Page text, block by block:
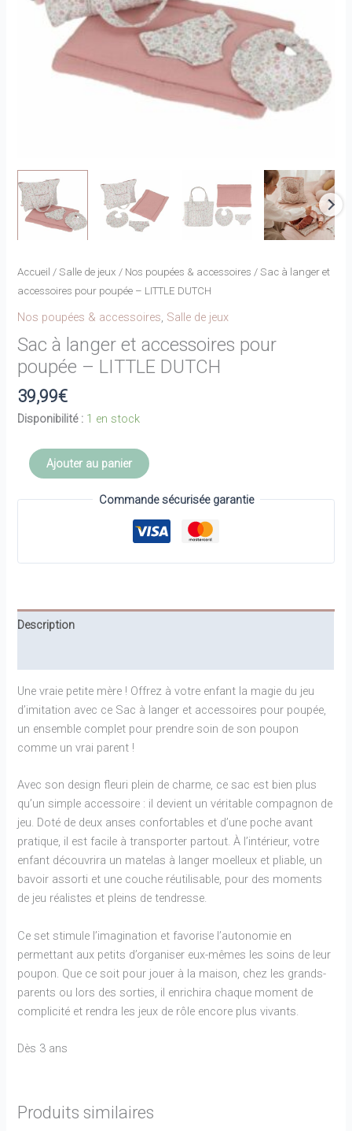
Accueil /Salle de jeux / Nos poupées & accessoires / Sac à langer et
accessoires pour poupée – LITTLE DUTCH
Nos poupées & accessoires, Salle de jeux
Sac à langer et accessoires pour
poupée – LITTLE DUTCH
39,99€
Disponibilité : 1 en stock
quantité
poupée
-
Ajouter au panier
Commande sécurisée garantie
Description
Une vraie petite mère ! Offrez à votre enfant la magie du jeu
d’imitation avec ce Sac à langer et accessoires pour poupée,
un ensemble complet pour prendre soin de son poupon
comme un vrai parent !
Avec son design fleuri plein de charme, ce sac est bien plus
qu’un simple accessoire : il devient un véritable compagnon de
jeu. Doté de deux anses confortables et d’une poche avant
pratique, il est facile à transporter partout. À l’intérieur, votre
enfant découvrira un matelas à langer moelleux et pliable, un
bavoir assorti et une couche réutilisable, pour des moments
de jeu réalistes et pleins de tendresse.
Ce set stimule l’imagination et favorise l’autonomie en
permettant aux petits d’organiser eux-mêmes les soins de leur
poupon. Que ce soit pour jouer à la maison, chez les grands-
parents ou lors des sorties, il enrichira chaque moment de
complicité et rendra les jeux de rôle encore plus vivants.
Dès 3 ans
Produits similaires